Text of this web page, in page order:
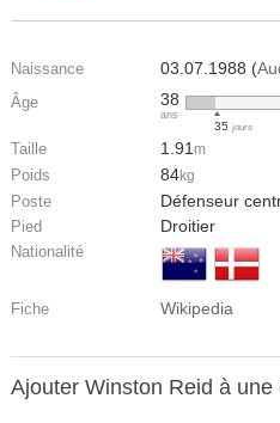
Naissance 03.07.1988 (
Âge 38
ans
35jours
Taille 1.91m
Poids 84kg
Poste Défenseur
Pied Droitier
Nationalité
Fiche Wikipedia
Ajouter Winston Reid à une